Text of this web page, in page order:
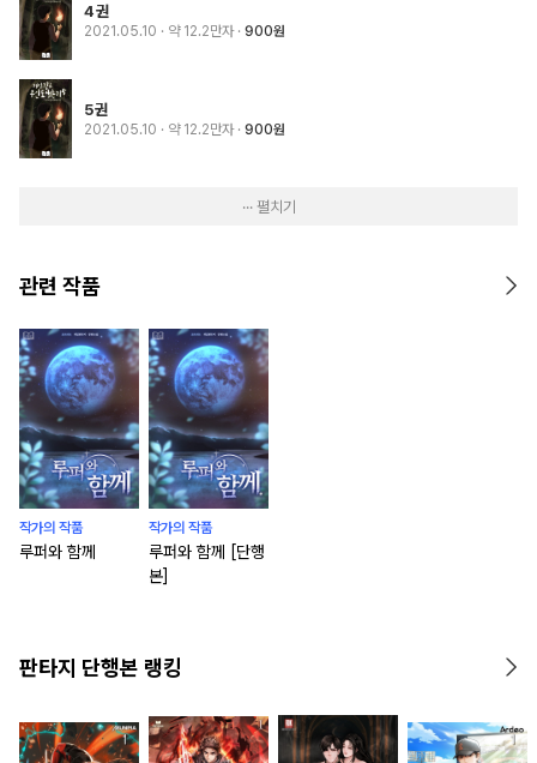
4권
2021.05.10 · 약 12.2만자 900원
5권
2021.05.10 · 약 12.2만자 900원
··· 펼치기
관련 작품
작가의 작품
루퍼와 함께
작가의 작품
루퍼와 함께 [단행
본]
판타지 단행본 랭킹